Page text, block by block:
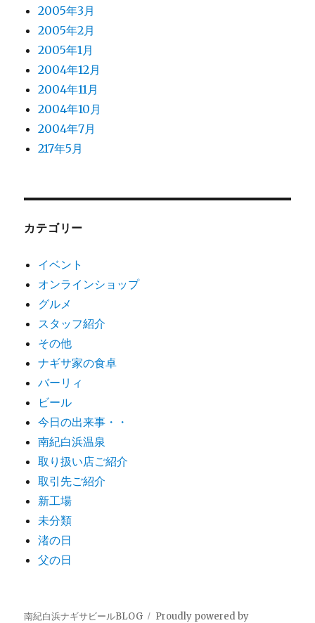
2005年3月
2005年2月
2005年1月
2004年12月
2004年11月
2004年10月
2004年7月
217年5月
カテゴリー
イベント
オンラインショップ
グルメ
スタッフ紹介
その他
ナギサ家の食卓
バーリィ
ビール
今日の出来事・・
南紀白浜温泉
取り扱い店ご紹介
取引先ご紹介
新工場
未分類
渚の日
父の日
南紀白浜ナギサビールBLOG Proudly powered by